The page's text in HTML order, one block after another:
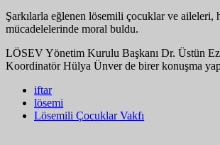
Şarkılarla eğlenen lösemili çocuklar ve aileleri,
mücadelelerinde moral buldu.
LÖSEV Yönetim Kurulu Başkanı Dr. Üstün
Koordinatör Hülya Ünver de birer konuşma
iftar
lösemi
Lösemili Çocuklar Vakfı